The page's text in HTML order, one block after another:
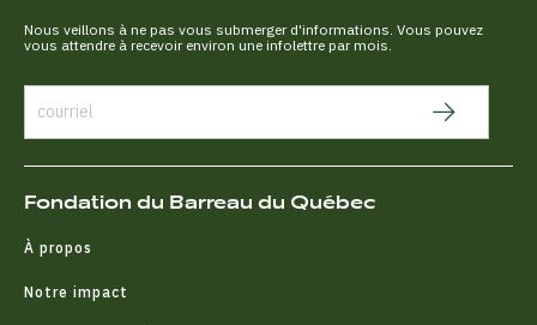
Nous veillons à ne pas vous submerger d'informations. Vous pouvez
vous attendre à recevoir environ une infolettre par mois.
Fondation du Barreau du Québec
À propos
Notre impact